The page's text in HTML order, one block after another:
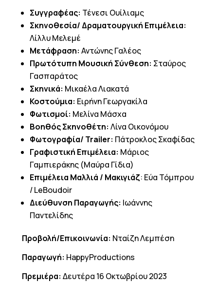
Συγγραφέας: Τένεσι Ουίλιαμς
Σκηνοθεσία/ Δραματουργική Επιμέλεια:
Λίλλυ Μελεμέ
Μετάφραση: Αντώνης Γαλέος
Πρωτότυπη Μουσική Σύνθεση: Σταύρος
Γασπαράτος
Σκηνικά: Μικαέλα Λιακατά
Κοστούμια: Ειρήνη Γεωργακίλα
Φωτισμοί: Μελίνα Μάσχα
Βοηθός Σκηνοθέτη: Λίνα Οικονόμου
Φωτογραφία/ Trailer: Πάτροκλος Σκαφίδας
Γραφιστική Επιμέλεια: Μάριος
Γαμπιεράκης (Μαύρα Γίδια)
Επιμέλεια Μαλλιά / Μακιγιάζ: Εύα Τόμπρου
/ LeBoudoir
Διεύθυνση Παραγωγής: Ιωάννης
Παντελίδης
Προβολή/Επικοινωνία: Νταίζη Λεμπέση
Παραγωγή: HappyProductions
Πρεμιέρα: Δευτέρα 16 Οκτωβρίου 2023